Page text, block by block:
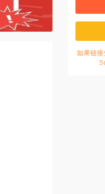
如果链